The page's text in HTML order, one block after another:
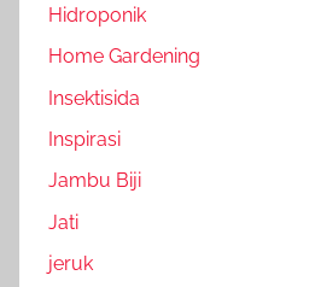
Hidroponik
Home Gardening
Insektisida
Inspirasi
Jambu Biji
Jati
jeruk